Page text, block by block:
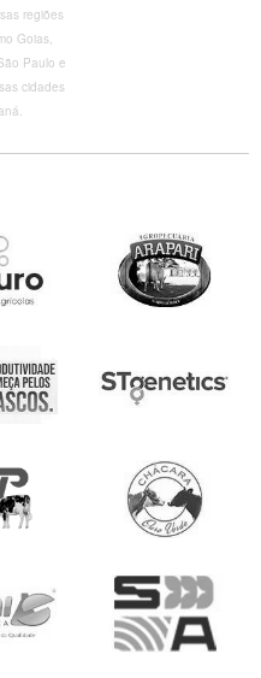
regiões
Goias,
Paulo e
cidades